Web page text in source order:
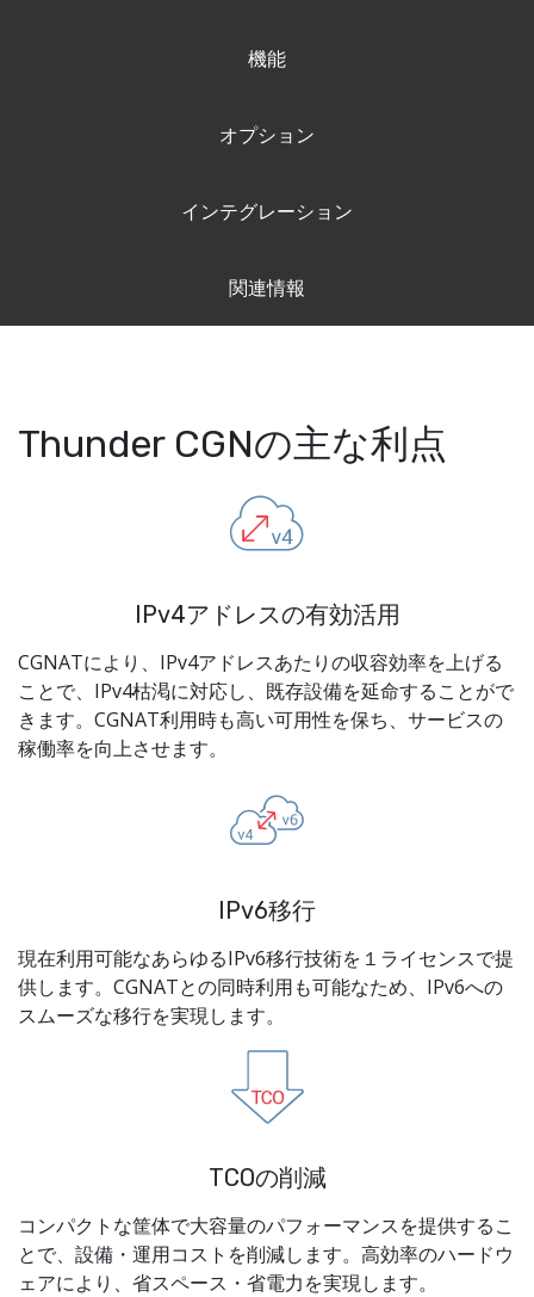
機能
オプション
インテグレーション
関連情報
Thunder CGNの主な利点
IPv4アドレスの有効活用
CGNATにより、IPv4アドレスあたりの収容効率を上げる
ことで、IPv4枯渇に対応し、既存設備を延命することがで
きます。CGNAT利用時も高い可用性を保ち、サービスの
稼働率を向上させます。
IPv6移行
現在利用可能なあらゆるIPv6移行技術を１ライセンスで提
供します。CGNATとの同時利用も可能なため、IPv6への
スムーズな移行を実現します。
TCOの削減
コンパクトな筐体で大容量のパフォーマンスを提供するこ
とで、設備・運用コストを削減します。高効率のハードウ
ェアにより、省スペース・省電力を実現します。